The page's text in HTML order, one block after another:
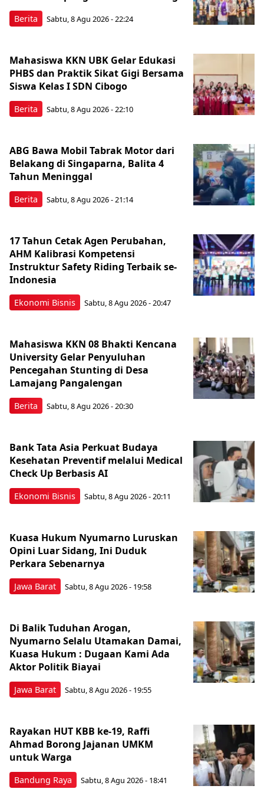
Berita Sabtu, 8 Agu 2026 - 22:24
Berita
Mahasiswa KKN UBK Gelar Edukasi
PHBS dan Praktik Sikat Gigi Bersama
Siswa Kelas I SDN Cibogo
Sabtu, 8 Agu 2026 - 22:10
Berita
ABG Bawa Mobil Tabrak Motor dari
Belakang di Singaparna, Balita 4
Tahun Meninggal
Sabtu, 8 Agu 2026 - 21:14
Ekonomi Bisnis
17 Tahun Cetak Agen Perubahan,
AHM Kalibrasi Kompetensi
Instruktur Safety Riding Terbaik se-
Indonesia
Sabtu, 8 Agu 2026 - 20:47
Berita
Mahasiswa KKN 08 Bhakti Kencana
University Gelar Penyuluhan
Pencegahan Stunting di Desa
Lamajang Pangalengan
Sabtu, 8 Agu 2026 - 20:30
Ekonomi Bisnis
Bank Tata Asia Perkuat Budaya
Kesehatan Preventif melalui Medical
Check Up Berbasis AI
Sabtu, 8 Agu 2026 - 20:11
Jawa Barat
Kuasa Hukum Nyumarno Luruskan
Opini Luar Sidang, Ini Duduk
Perkara Sebenarnya ​
Sabtu, 8 Agu 2026 - 19:58
Jawa Barat
Di Balik Tuduhan Arogan,
Nyumarno Selalu Utamakan Damai,
Kuasa Hukum : Dugaan Kami Ada
Aktor Politik Biayai
Sabtu, 8 Agu 2026 - 19:55
Bandung Raya
Rayakan HUT KBB ke-19, Raffi
Ahmad Borong Jajanan UMKM
untuk Warga
Sabtu, 8 Agu 2026 - 18:41